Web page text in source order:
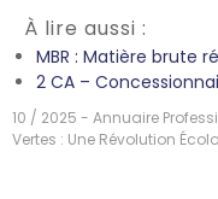
À lire aussi :
MBR : Matière brute
2 CA –
10 / 2025 - Annuaire
Vertes : Une Révolution